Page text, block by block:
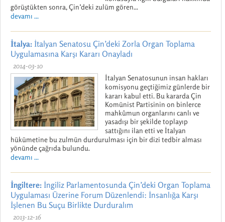
görüştükten sonra, Çin’deki zulüm gören...
devamı ...
İtalya: İtalyan Senatosu Çin’deki Zorla Organ Toplama
Uygulamasına Karşı Kararı Onayladı
2014-03-10
İtalyan Senatosunun insan hakları
komisyonu geçtiğimiz günlerde bir
kararı kabul etti. Bu kararda Çin
Komünist Partisinin on binlerce
mahkûmun organlarını canlı ve
yasadışı bir şekilde toplayıp
sattığını ilan etti ve İtalyan
hükümetine bu zulmün durdurulması için bir dizi tedbir alması
yönünde çağrıda bulundu.
devamı ...
İngiltere: İngiliz Parlamentosunda Çin’deki Organ Toplama
Uygulaması Üzerine Forum Düzenlendi: İnsanlığa Karşı
İşlenen Bu Suçu Birlikte Durduralım
2013-12-16